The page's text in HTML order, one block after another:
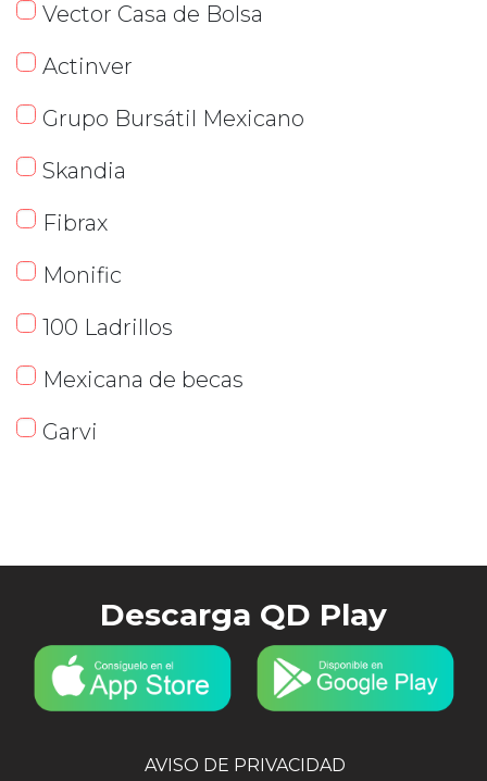
Vector Casa de Bolsa
Actinver
Grupo Bursátil Mexicano
Skandia
Fibrax
Monific
100 Ladrillos
Mexicana de becas
Garvi
Descarga QD Play
AVISO DE PRIVACIDAD